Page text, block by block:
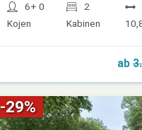
6+ 0
Kojen
2
Kabinen
ab
-29%